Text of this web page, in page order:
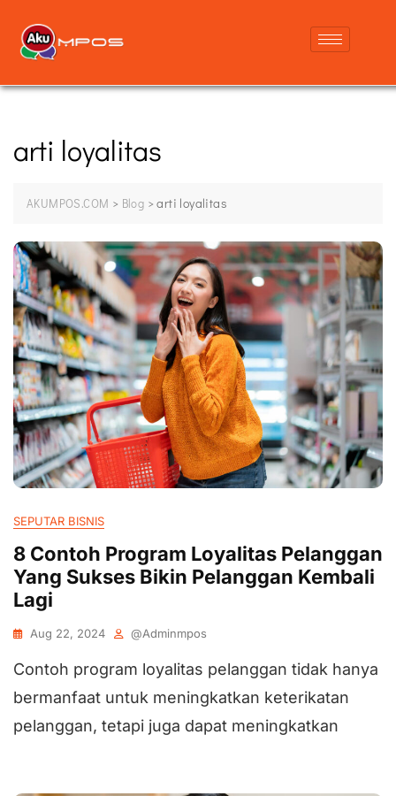
arti loyalitas
AKUMPOS.COM > Blog >arti loyalitas
SEPUTAR BISNIS
8 Contoh Program Loyalitas Pelanggan
Yang Sukses Bikin Pelanggan Kembali
Lagi
Aug 22, 2024 @adminmpos
Contoh program loyalitas pelanggan tidak hanya
bermanfaat untuk meningkatkan keterikatan
pelanggan, tetapi juga dapat meningkatkan